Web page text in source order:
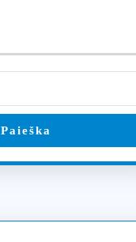
Paieška